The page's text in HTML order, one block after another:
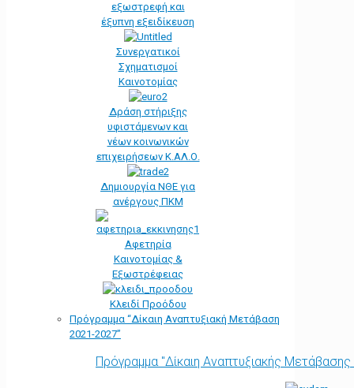
εξωστρεφή και
έξυπνη εξειδίκευση
Συνεργατικοί
Σχηματισμοί
Καινοτομίας
Δράση στήριξης
υφιστάμενων και
νέων κοινωνικών
επιχειρήσεων Κ.ΑΛ.Ο.
Δημιουργία ΝΘΕ για
ανέργους ΠΚΜ
Αφετηρία
Kαινοτομίας &
Εξωστρέφειας
Κλειδί Προόδου
Πρόγραμμα “Δίκαιη Αναπτυξιακή Μετάβαση
2021-2027”
Πρόγραμμα "Δίκαιη Αναπτυξιακής